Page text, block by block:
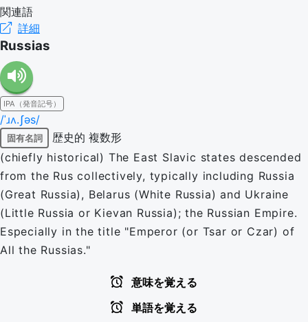
関連語
詳細
Russias
IPA（発音記号）
/ˈɹʌ.ʃəs/
固有名詞 歴史的 複数形
(chiefly historical) The East Slavic states descended
from the Rus collectively, typically including Russia
(Great Russia), Belarus (White Russia) and Ukraine
(Little Russia or Kievan Russia); the Russian Empire.
Especially in the title "Emperor (or Tsar or Czar) of
All the Russias."
意味を覚える
単語を覚える